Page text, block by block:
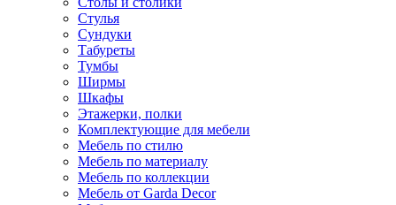
Стулья
Сундуки
Табуреты
Тумбы
Ширмы
Шкафы
Этажерки, полки
Комплектующие для мебели
Мебель по стилю
Мебель по материалу
Мебель по коллекции
Мебель от Garda Decor